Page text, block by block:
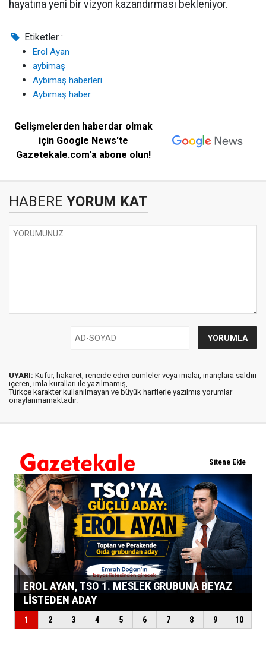
hayatına yeni bir vizyon kazandırması bekleniyor.
Etiketler :
Erol Ayan
aybimaş
Aybimaş haberleri
Aybimaş haber
Gelişmelerden haberdar olmak
için Google News'te
Gazetekale.com'a abone olun!
HABERE YORUM KAT
UYARI: Küfür, hakaret, rencide edici cümleler veya imalar, inançlara saldırı
içeren, imla kuralları ile yazılmamış,
Türkçe karakter kullanılmayan ve büyük harflerle yazılmış yorumlar
onaylanmamaktadır.